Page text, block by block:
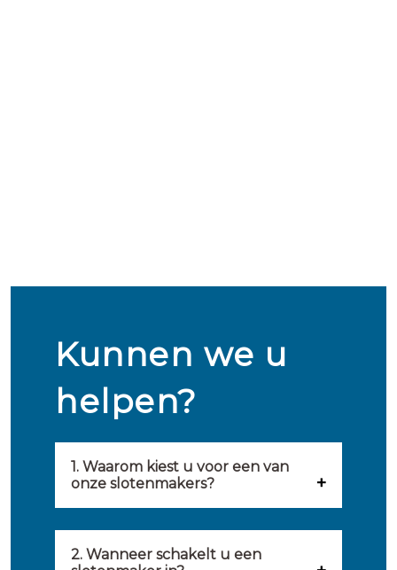
Kunnen we u
helpen?
1. Waarom kiest u voor een van
onze slotenmakers?
geselecteerd op kwaliteit,
2. Wanneer schakelt u een